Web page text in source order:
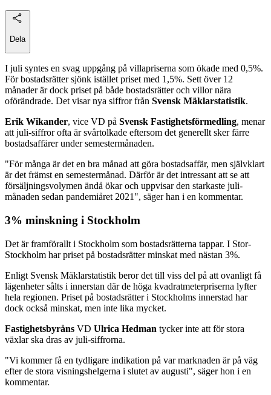
Dela
I juli syntes en svag uppgång på villapriserna som ökade med 0,5%.
För bostadsrätter sjönk istället priset med 1,5%. Sett över 12
månader är dock priset på både bostadsrätter och villor nära
oförändrade. Det visar nya siffror från Svensk Mäklarstatistik.
Erik Wikander, vice VD på Svensk Fastighetsförmedling, menar
att juli-siffror ofta är svårtolkade eftersom det generellt sker färre
bostadsaffärer under semestermånaden.
"För många är det en bra månad att göra bostadsaffär, men självklart
är det främst en semestermånad. Därför är det intressant att se att
försäljningsvolymen ändå ökar och uppvisar den starkaste juli-
månaden sedan pandemiåret 2021", säger han i en kommentar.
3% minskning i Stockholm
Det är framförallt i Stockholm som bostadsrätterna tappar. I Stor-
Stockholm har priset på bostadsrätter minskat med nästan 3%.
Enligt Svensk Mäklarstatistik beror det till viss del på att ovanligt få
lägenheter sålts i innerstan där de höga kvadratmeterpriserna lyfter
hela regionen. Priset på bostadsrätter i Stockholms innerstad har
dock också minskat, men inte lika mycket.
Fastighetsbyråns VD Ulrica Hedman tycker inte att för stora
växlar ska dras av juli-siffrorna.
"Vi kommer få en tydligare indikation på var marknaden är på väg
efter de stora visningshelgerna i slutet av augusti", säger hon i en
kommentar.